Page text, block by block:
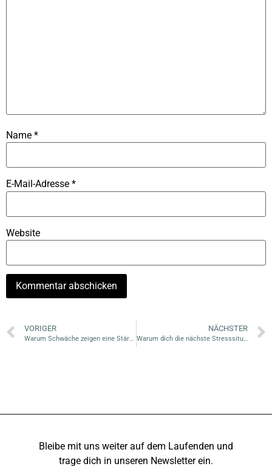
Name *
E-Mail-Adresse *
Website
VORIGER
Warum Schwäche zeigen eine Stärke ist
NÄCHSTER
Warum dich die nächste Stresssituation wieder meilenweit zurückwerfen wird
Bleibe mit uns weiter auf dem Laufenden und
trage dich in unseren Newsletter ein.